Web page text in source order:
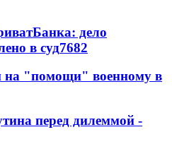
дело
в суд7682
"помощи" военному в
перед дилеммой -